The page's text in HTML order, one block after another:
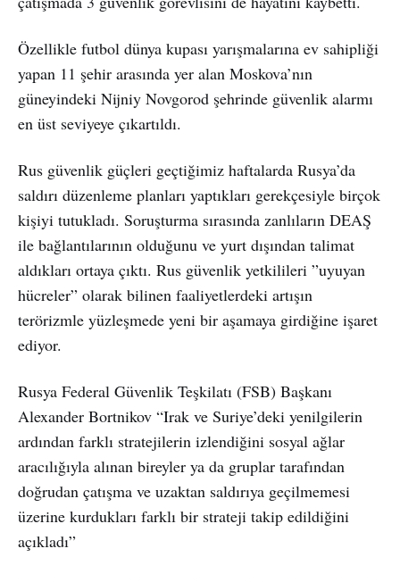
Özellikle futbol dünya kupası yarışmalarına ev sahipliği
yapan 11 şehir arasında yer alan Moskova’nın
güneyindeki Nijniy Novgorod şehrinde güvenlik alarmı
en üst seviyeye çıkartıldı.
Rus güvenlik güçleri geçtiğimiz haftalarda Rusya’da
saldırı düzenleme planları yaptıkları gerekçesiyle birçok
kişiyi tutukladı. Soruşturma sırasında zanlıların DEAŞ
ile bağlantılarının olduğunu ve yurt dışından talimat
aldıkları ortaya çıktı. Rus güvenlik yetkilileri ”uyuyan
hücreler” olarak bilinen faaliyetlerdeki artışın
terörizmle yüzleşmede yeni bir aşamaya girdiğine işaret
ediyor.
Rusya Federal Güvenlik Teşkilatı (FSB) Başkanı
Alexander Bortnikov “Irak ve Suriye’deki yenilgilerin
ardından farklı stratejilerin izlendiğini sosyal ağlar
aracılığıyla alınan bireyler ya da gruplar tarafından
doğrudan çatışma ve uzaktan saldırıya geçilmemesi
üzerine kurdukları farklı bir strateji takip edildiğini
açıkladı”